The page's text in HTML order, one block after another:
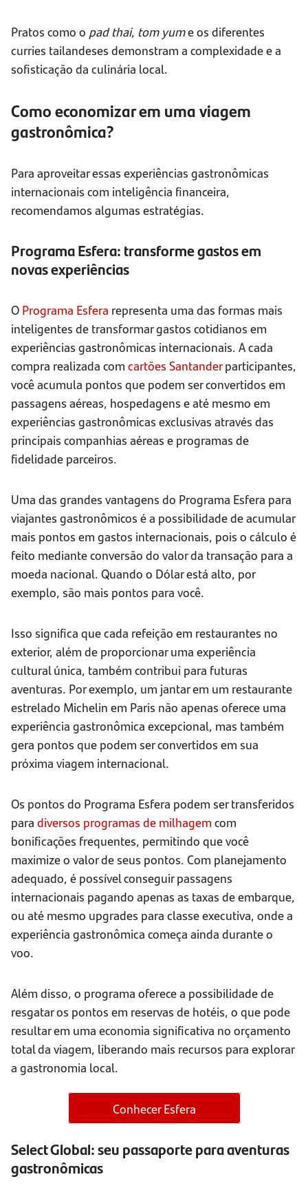
Pratos como o pad thai, tom yume os diferentes
curries tailandeses demonstram a complexidade e a
sofisticação da culinária local.
Como economizar em uma viagem
gastronômica?
Para aproveitar essas experiências gastronômicas
internacionais com inteligência financeira,
recomendamos algumas estratégias.
Programa Esfera: transforme gastos em
novas experiências
O Programa Esfera representa uma das formas mais
inteligentes de transformar gastos cotidianos em
experiências gastronômicas internacionais. A cada
compra realizada com cartões Santanderparticipantes,
você acumula pontos que podem ser convertidos em
passagens aéreas, hospedagens e até mesmo em
experiências gastronômicas exclusivas através das
principais companhias aéreas e programas de
fidelidade parceiros.
Uma das grandes vantagens do Programa Esfera para
viajantes gastronômicos é a possibilidade de acumular
mais pontos em gastos internacionais, pois o cálculo é
feito mediante conversão do valor da transação para a
moeda nacional. Quando o Dólar está alto, por
exemplo, são mais pontos para você.
Isso significa que cada refeição em restaurantes no
exterior, além de proporcionar uma experiência
cultural única, também contribui para futuras
aventuras. Por exemplo, um jantar em um restaurante
estrelado Michelin em Paris não apenas oferece uma
experiência gastronômica excepcional, mas também
gera pontos que podem ser convertidos em sua
próxima viagem internacional.
Os pontos do Programa Esfera podem ser transferidos
para diversos programas de milhagem com
bonificações frequentes, permitindo que você
maximize o valor de seus pontos. Com planejamento
adequado, é possível conseguir passagens
internacionais pagando apenas as taxas de embarque,
ou até mesmo upgrades para classe executiva, onde a
experiência gastronômica começa ainda durante o
voo.
Além disso, o programa oferece a possibilidade de
resgatar os pontos em reservas de hotéis, o que pode
resultar em uma economia significativa no orçamento
total da viagem, liberando mais recursos para explorar
a gastronomia local.
Conhecer Esfera
Select Global: seu passaporte para aventuras
gastronômicas